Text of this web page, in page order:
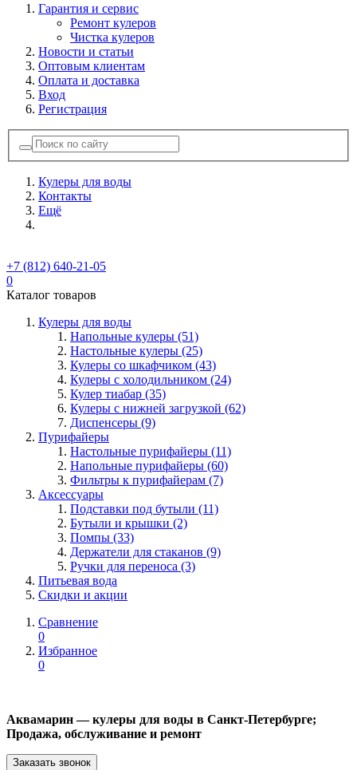
Гарантия и сервис
Ремонт кулеров
Чистка кулеров
Новости и статьи
Оптовым клиентам
Оплата и доставка
Вход
Регистрация
Кулеры для воды
Контакты
Ещё
+7 (812) 640-21-05
0
Каталог товаров
Кулеры для воды
Напольные кулеры (51)
Настольные кулеры (25)
Кулеры со шкафчиком (43)
Кулеры с холодильником (24)
Кулер тиабар (35)
Кулеры с нижней загрузкой (62)
Диспенсеры (9)
Пурифайеры
Настольные пурифайеры (11)
Напольные пурифайеры (60)
Фильтры к пурифайерам (7)
Аксессуары
Подставки под бутыли (11)
Бутыли и крышки (2)
Помпы (33)
Держатели для стаканов (9)
Ручки для переноса (3)
Питьевая вода
Скидки и акции
Сравнение
0
Избранное
0
Аквамарин — кулеры для воды в Санкт-Петербурге;
Продажа, обслуживание и ремонт
Заказать звонок